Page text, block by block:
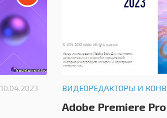
10.04.2023 ВИДЕОРЕДАКТОРЫ И
Adobe Premiere